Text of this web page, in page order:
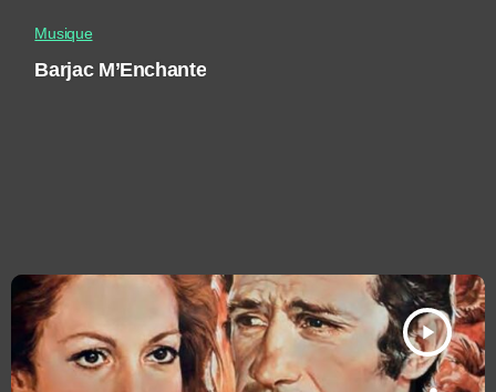
Musique
Barjac M’Enchante
play_arrow